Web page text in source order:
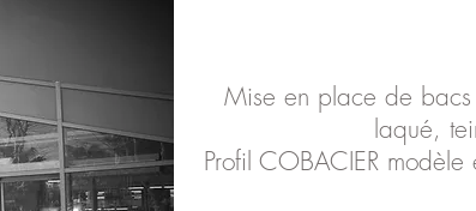
Mise en place de
laqué,
Profil COBACIER modèle